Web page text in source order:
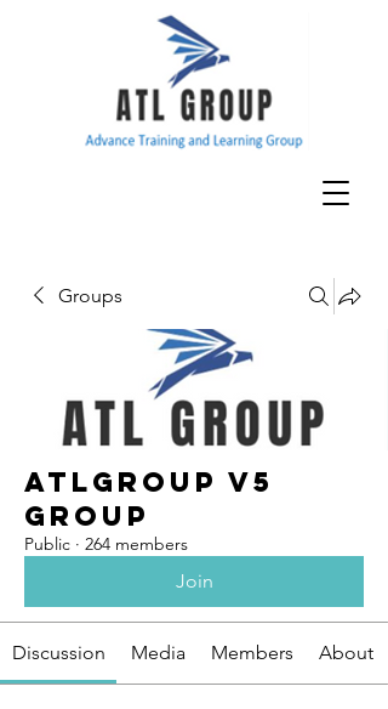
Groups
ATLGroup v5
Group
Public · 264 members
Join
Discussion Media Members About